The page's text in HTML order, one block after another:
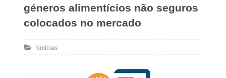
géneros alimentícios não seguros
colocados no mercado
Notícias